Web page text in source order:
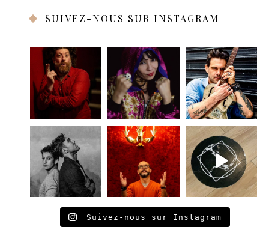
SUIVEZ-NOUS SUR INSTAGRAM
Suivez-nous sur Instagram